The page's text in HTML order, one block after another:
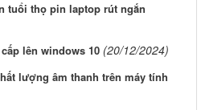
tuổi thọ pin laptop rút ngắn
lên windows 10 (20/12/2024)
lượng âm thanh trên máy tính